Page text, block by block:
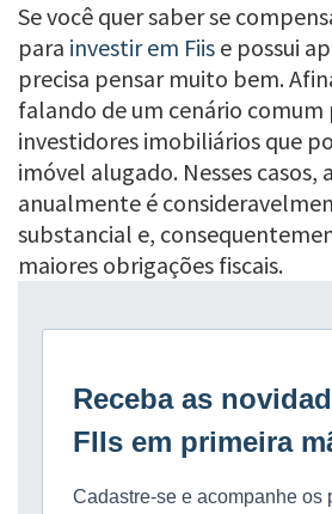
Se você quer saber se
para investir em Fiis e possui
precisa pensar muito bem.
falando de um cenário
investidores imobiliários que
imóvel alugado. Nesses casos,
anualmente é
substancial e,
maiores obrigações fiscais.